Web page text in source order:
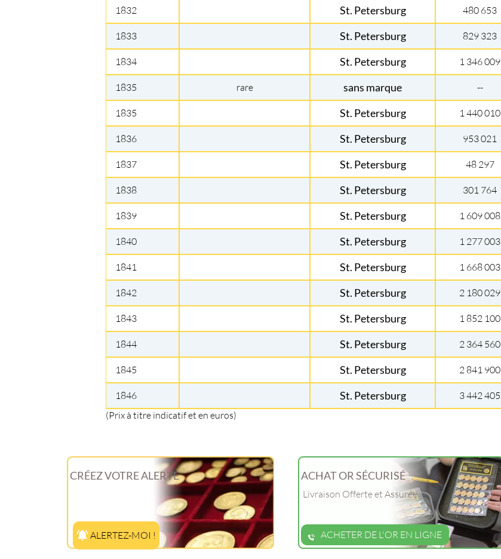
1832 St. Petersburg 480 653
1833 St. Petersburg 829 323
1834 St. Petersburg 1 346 009
1835 rare sans marque --
1835 St. Petersburg 1 440 010
1836 St. Petersburg 953 021
1837 St. Petersburg 48 297
1838 St. Petersburg 301 764
1839 St. Petersburg 1 609 008
1840 St. Petersburg 1 277 003
1841 St. Petersburg 1 668 003
1842 St. Petersburg 2 180 029
1843 St. Petersburg 1 852 100
1844 St. Petersburg 2 364 560
1845 St. Petersburg 2 841 900
1846 St. Petersburg 3 442 405
(Prix à titre indicatif et en euros)
CRÉEZ VOTRE ALERTE
ALERTEZ-MOI !
ACHAT OR SÉCURISÉ
Livraison Offerte et Assurée
ACHETER DE L'OR EN LIGNE